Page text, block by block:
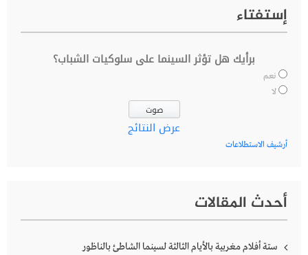
إستفتاء
برأيك هل تؤثر السينما على سلوكيات الشباب؟
نعم
لا
عرض النتائج
أرشيف الاستطلاعات
أحدث المقالات
ستة أفلام مغربية بالأيام الثالثة لسينما الشاطئ بالناظور